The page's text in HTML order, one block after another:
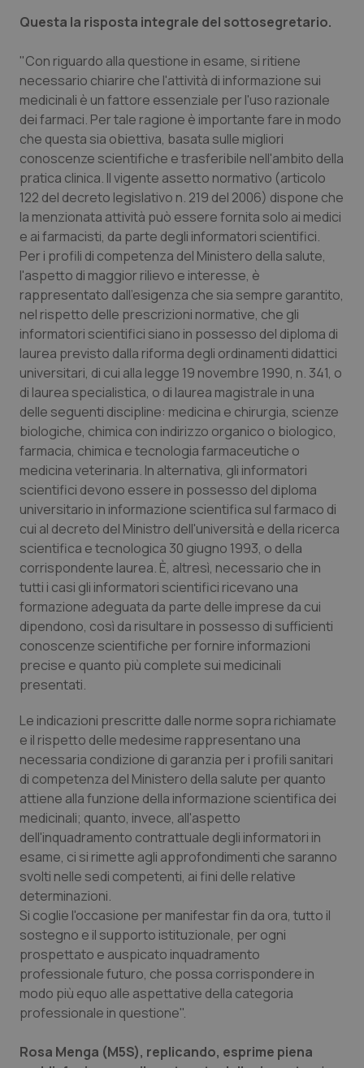
Provincia Autonoma di Trento
Puglia
Sardegna
Sicilia
Toscana
Umbria
Valle D’Aosta
Veneto
Ipertensione & Scompenso
Malattie rare
Malattia di Crohn & Rettocolite Ulcerosa
Neuroscienze & patologie neurodegenerative
Obesità
Oftalmologia
Oncodermatologia
Oncoematologia
Oncologia & Nutrizione
Psoriasi & pelle
Quotidiano Cardiologia
Quotidiano Chirurgia
Quotidiano Oncologia
Quotidiano Pediatria
Rene & patologie urogenitali
Salute orale & impianti
Sangue & coagulazione
Tiroide
Tumore al seno
Tumore ovarico
Tumori del Polmone & Testa Collo
Tumori gastrointestinali
Ulcera & Reflusso
Vaccini
Questa la risposta integrale del sottosegretario.
"Con riguardo alla questione in esame, si ritiene
necessario chiarire che l'attività di informazione sui
medicinali è un fattore essenziale per l'uso razionale
dei farmaci. Per tale ragione è importante fare in modo
che questa sia obiettiva, basata sulle migliori
conoscenze scientifiche e trasferibile nell'ambito della
pratica clinica. Il vigente assetto normativo (articolo
122 del decreto legislativo n. 219 del 2006) dispone che
la menzionata attività può essere fornita solo ai medici
e ai farmacisti, da parte degli informatori scientifici.
Per i profili di competenza del Ministero della salute,
l'aspetto di maggior rilievo e interesse, è
rappresentato dall'esigenza che sia sempre garantito,
nel rispetto delle prescrizioni normative, che gli
informatori scientifici siano in possesso del diploma di
laurea previsto dalla riforma degli ordinamenti didattici
universitari, di cui alla legge 19 novembre 1990, n. 341, o
di laurea specialistica, o di laurea magistrale in una
delle seguenti discipline: medicina e chirurgia, scienze
biologiche, chimica con indirizzo organico o biologico,
farmacia, chimica e tecnologia farmaceutiche o
medicina veterinaria. In alternativa, gli informatori
scientifici devono essere in possesso del diploma
universitario in informazione scientifica sul farmaco di
cui al decreto del Ministro dell'università e della ricerca
scientifica e tecnologica 30 giugno 1993, o della
corrispondente laurea. È, altresì, necessario che in
tutti i casi gli informatori scientifici ricevano una
formazione adeguata da parte delle imprese da cui
dipendono, così da risultare in possesso di sufficienti
conoscenze scientifiche per fornire informazioni
precise e quanto più complete sui medicinali
presentati.
Le indicazioni prescritte dalle norme sopra richiamate
e il rispetto delle medesime rappresentano una
necessaria condizione di garanzia per i profili sanitari
di competenza del Ministero della salute per quanto
attiene alla funzione della informazione scientifica dei
medicinali; quanto, invece, all'aspetto
dell'inquadramento contrattuale degli informatori in
esame, ci si rimette agli approfondimenti che saranno
svolti nelle sedi competenti, ai fini delle relative
determinazioni.
Si coglie l'occasione per manifestar fin da ora, tutto il
sostegno e il supporto istituzionale, per ogni
prospettato e auspicato inquadramento
professionale futuro, che possa corrispondere in
modo più equo alle aspettative della categoria
professionale in questione".
Rosa Menga (M5S), replicando, esprime piena